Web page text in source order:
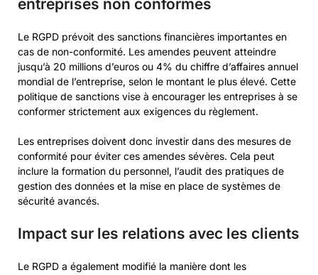
entreprises non conformes
Le RGPD prévoit des sanctions financières importantes en
cas de non-conformité. Les amendes peuvent atteindre
jusqu’à 20 millions d’euros ou 4% du chiffre d’affaires annuel
mondial de l’entreprise, selon le montant le plus élevé. Cette
politique de sanctions vise à encourager les entreprises à se
conformer strictement aux exigences du règlement.
Les entreprises doivent donc investir dans des mesures de
conformité pour éviter ces amendes sévères. Cela peut
inclure la formation du personnel, l’audit des pratiques de
gestion des données et la mise en place de systèmes de
sécurité avancés.
Impact sur les relations avec les clients
Le RGPD a également modifié la manière dont les